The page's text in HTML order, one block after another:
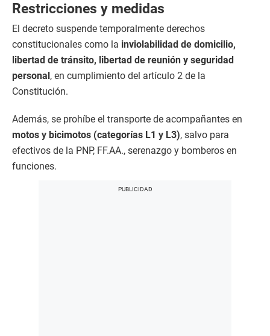
Restricciones y medidas
El decreto suspende temporalmente derechos
constitucionales como la inviolabilidad de domicilio,
libertad de tránsito, libertad de reunión y seguridad
personal, en cumplimiento del artículo 2 de la
Constitución.
Además, se prohíbe el transporte de acompañantes en
motos y bicimotos (categorías L1 y L3), salvo para
efectivos de la PNP, FF.AA., serenazgo y bomberos en
funciones.